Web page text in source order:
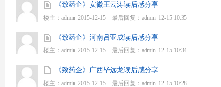
《致药企》安徽王云涛读后感分享
楼主： admin 2015-12-15 最后回复： admin 12-15 10:35
《致药企》河南吕亚成读后感分享
楼主： admin 2015-12-15 最后回复： admin 12-15 10:34
《致药企》广西毕远龙读后感分享
楼主： admin 2015-12-15 最后回复： admin 12-15 10:28